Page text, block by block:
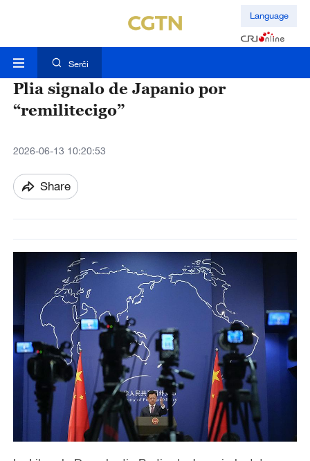
Language
Serĉi
Plia signalo de Japanio por
“remilitecigo”
2026-06-13 10:20:53
Share